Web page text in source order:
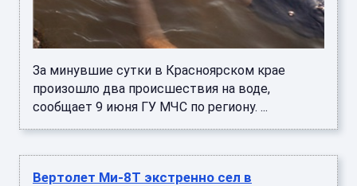
За минувшие сутки в Красноярском крае
произошло два происшествия на воде,
сообщает 9 июня ГУ МЧС по региону. ...
Вертолет Ми-8Т экстренно сел в